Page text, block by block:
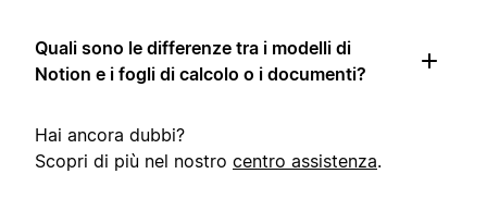
Quali sono le differenze tra i modelli di
Notion e i fogli di calcolo o i documenti?
Hai ancora dubbi?
Scopri di più nel nostro centro assistenza.